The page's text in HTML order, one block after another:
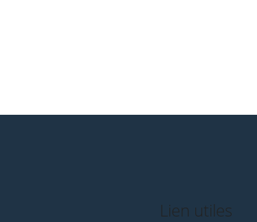
Lien utiles